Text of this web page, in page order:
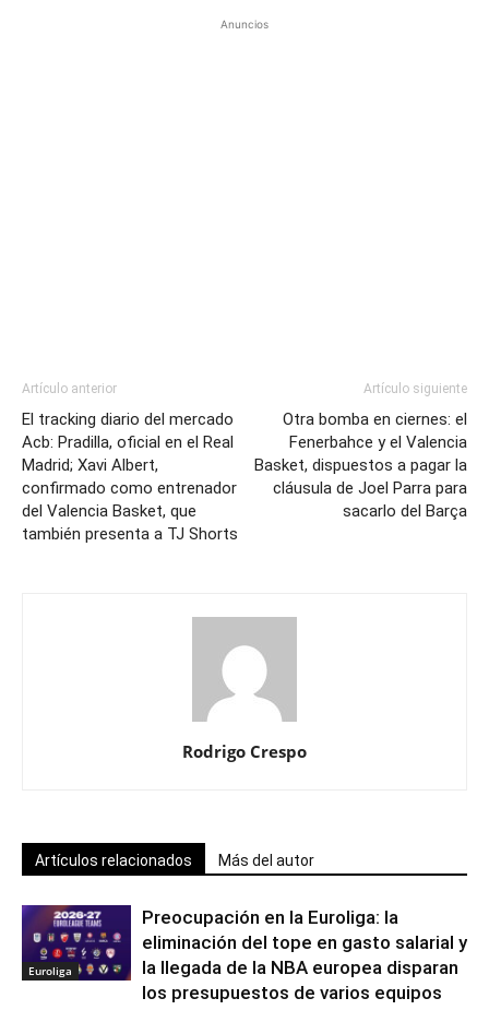
Anuncios
Artículo anterior
El tracking diario del mercado
Acb: Pradilla, oficial en el Real
Madrid; Xavi Albert,
confirmado como entrenador
del Valencia Basket, que
también presenta a TJ Shorts
Artículo siguiente
Otra bomba en ciernes: el
Fenerbahce y el Valencia
Basket, dispuestos a pagar la
cláusula de Joel Parra para
sacarlo del Barça
Rodrigo Crespo
Artículos relacionados Más del autor
Euroliga
Preocupación en la Euroliga: la
eliminación del tope en gasto salarial y
la llegada de la NBA europea disparan
los presupuestos de varios equipos